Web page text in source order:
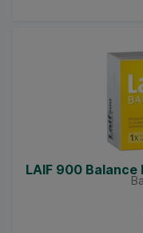
LAIF 900